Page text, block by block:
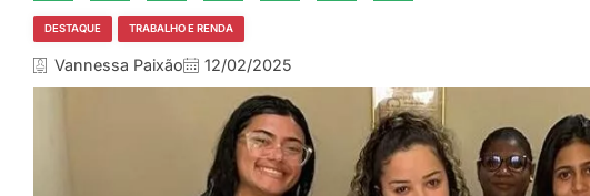
DESTAQUE TRABALHO E RENDA
Vannessa Paixão 12/02/2025